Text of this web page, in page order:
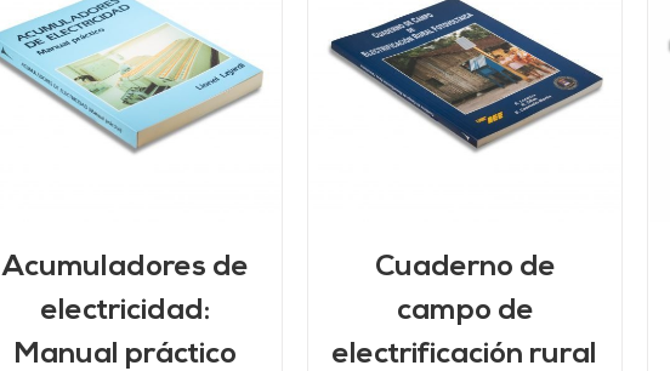
Acumuladores de
electricidad:
Manual práctico
AÑADIR AL CARRITO
/
DETALLES
Cuaderno de
campo de
electrificación rural
AÑADIR AL CARRITO
DETALLES